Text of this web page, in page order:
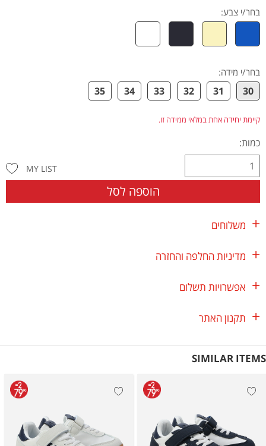
בחר/י צבע:
בחר/י מידה:
30
31
32
33
34
35
קיימת יחידה אחת במלאי ממידה זו.
כמות:
הוספה לסל
MY LIST
משלוחים
מדיניות החלפה והחזרה
אפשרויות תשלום
תקנון האתר
SIMILAR ITEMS